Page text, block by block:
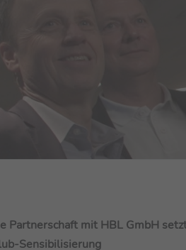
Partnerschaft mit HBL GmbH
Sensibilisierung